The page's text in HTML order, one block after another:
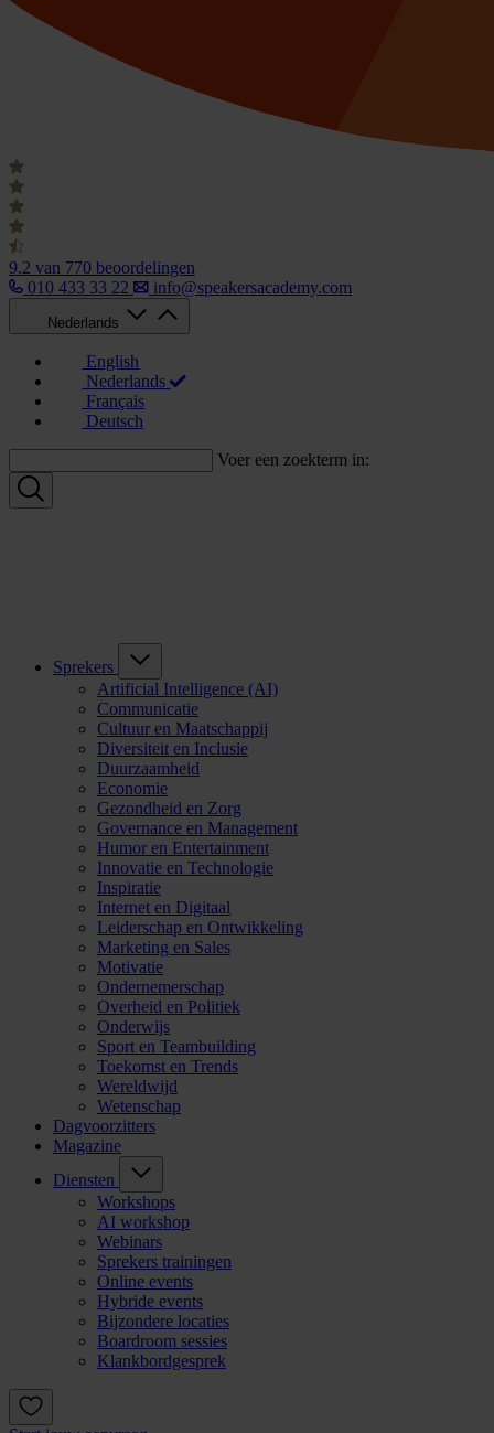
9.2 van 770 beoordelingen
010 433 33 22
info@speakersacademy.com
Nederlands
English
Nederlands
Français
Deutsch
Voer een zoekterm in:
Sprekers
Artificial Intelligence (AI)
Communicatie
Cultuur en Maatschappij
Diversiteit en Inclusie
Duurzaamheid
Economie
Gezondheid en Zorg
Governance en Management
Humor en Entertainment
Innovatie en Technologie
Inspiratie
Internet en Digitaal
Leiderschap en Ontwikkeling
Marketing en Sales
Motivatie
Ondernemerschap
Overheid en Politiek
Onderwijs
Sport en Teambuilding
Toekomst en Trends
Wereldwijd
Wetenschap
Dagvoorzitters
Magazine
Diensten
Workshops
AI workshop
Webinars
Sprekers trainingen
Online events
Hybride events
Bijzondere locaties
Boardroom sessies
Klankbordgesprek